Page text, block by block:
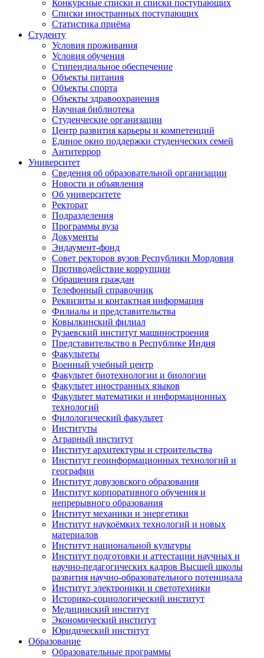
Конкурсные списки и списки поступающих
Списки иностранных поступающих
Статистика приёма
Студенту
Условия проживания
Условия обучения
Стипендиальное обеспечение
Объекты питания
Объекты спорта
Объекты здравоохранения
Научная библиотека
Студенческие организации
Центр развития карьеры и компетенций
Единое окно поддержки студенческих семей
Антитеррор
Университет
Сведения об образовательной организации
Новости и объявления
Об университете
Ректорат
Подразделения
Программы вуза
Документы
Эндаумент-фонд
Совет ректоров вузов Республики Мордовия
Противодействие коррупции
Обращения граждан
Телефонный справочник
Реквизиты и контактная информация
Филиалы и представительства
Ковылкинский филиал
Рузаевский институт машиностроения
Представительство в Республике Индия
Факультеты
Военный учебный центр
Факультет биотехнологии и биологии
Факультет иностранных языков
Факультет математики и информационных
технологий
Филологический факультет
Институты
Аграрный институт
Институт архитектуры и строительства
Институт геоинформационных технологий и
географии
Институт довузовского образования
Институт корпоративного обучения и
непрерывного образования
Институт механики и энергетики
Институт наукоёмких технологий и новых
материалов
Институт национальной культуры
Институт подготовки и аттестации научных и
научно-педагогических кадров Высшей школы
развития научно-образовательного потенциала
Институт электроники и светотехники
Историко-социологический институт
Медицинский институт
Экономический институт
Юридический институт
Образование
Образовательные программы